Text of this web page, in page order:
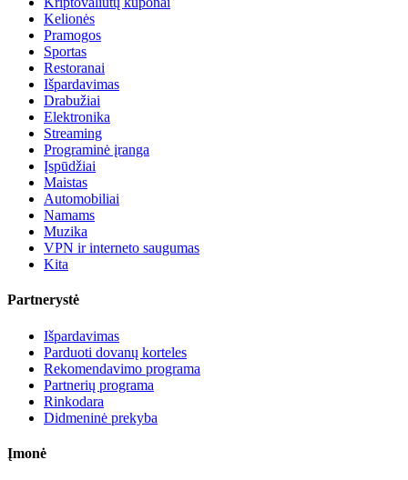
Kelionės
Pramogos
Sportas
Restoranai
Išpardavimas
Drabužiai
Elektronika
Streaming
Programinė įranga
Įspūdžiai
Maistas
Automobiliai
Namams
Muzika
VPN ir interneto saugumas
Kita
Partnerystė
Išpardavimas
Parduoti dovanų korteles
Rekomendavimo programa
Partnerių programa
Rinkodara
Didmeninė prekyba
Įmonė